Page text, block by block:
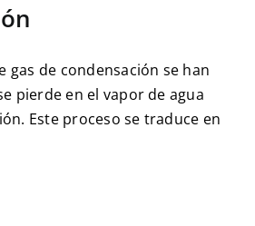
gas de condensación se han
pierde en el vapor de agua
Este proceso se traduce en